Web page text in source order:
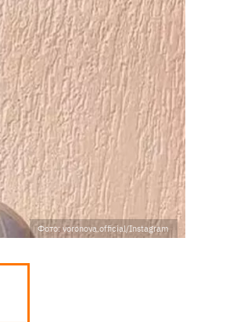
Фото: voronova.official/Instagram